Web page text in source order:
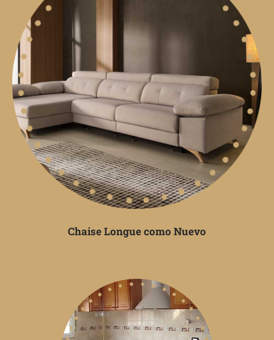
Chaise Longue como Nuevo